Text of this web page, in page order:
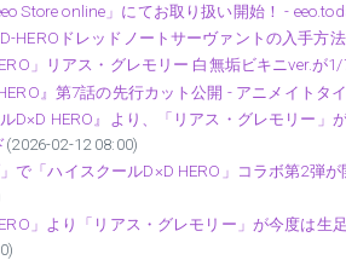
Store online」にてお取り扱い開始！ -
HEROドレッドノートサーヴァントの入手方
」リアス・グレモリー 白無垢ビキニver.が
』第7話の先行カット公開 - アニメイトタ
D×D HERO』より、「リアス・グレモリー
(2026-02-12 08:00)
で「ハイスクールD×D HERO」コラボ第2弾
」より「リアス・グレモリー」が今度は